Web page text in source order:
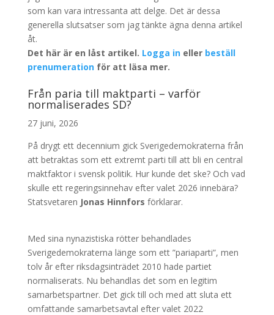
som kan vara intressanta att delge. Det är dessa
generella slutsatser som jag tänkte ägna denna artikel
åt.
Det här är en låst artikel. Logga ineller beställ
prenumerationför att läsa mer.
Från paria till maktparti – varför
normaliserades SD?
27 juni, 2026
På drygt ett decennium gick Sverigedemokraterna från
att betraktas som ett extremt parti till att bli en central
maktfaktor i svensk politik. Hur kunde det ske? Och vad
skulle ett regeringsinnehav efter valet 2026 innebära?
Statsvetaren Jonas Hinnfors förklarar.
Med sina nynazistiska rötter behandlades
Sverigedemokraterna länge som ett ”pariaparti”, men
tolv år efter riksdagsinträdet 2010 hade partiet
normaliserats. Nu behandlas det som en legitim
samarbetspartner. Det gick till och med att sluta ett
omfattande samarbetsavtal efter valet 2022